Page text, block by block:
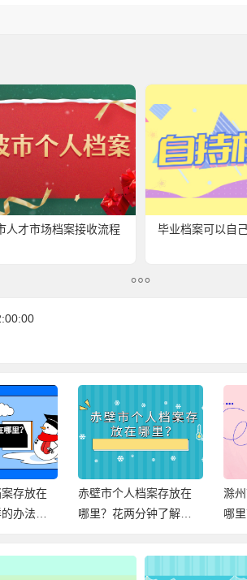
人才市场档案接收流程 毕业档案可以自
存放在
办法，
赤壁市个人档案存放在
哪里？花两分钟了解档
滁
哪